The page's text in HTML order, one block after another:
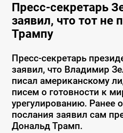
Пресс-секретарь
заявил, что тот не
Трампу
Пресс-секретарь
заявил, что Владимир
писал американскому
писем о готовности к
урегулированию. Ранее
послания заявил сам
Дональд Трамп.